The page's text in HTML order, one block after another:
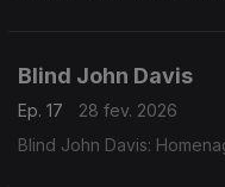
Blind John Davis
Ep. 17
28 fev. 2026
Blind John Davis: